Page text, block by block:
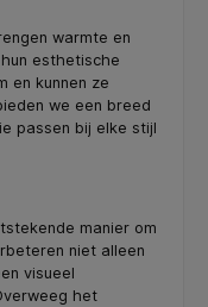
warmte en
esthetische
en kunnen ze
we een breed
passen bij elke stijl
manier om
niet alleen
visueel
het